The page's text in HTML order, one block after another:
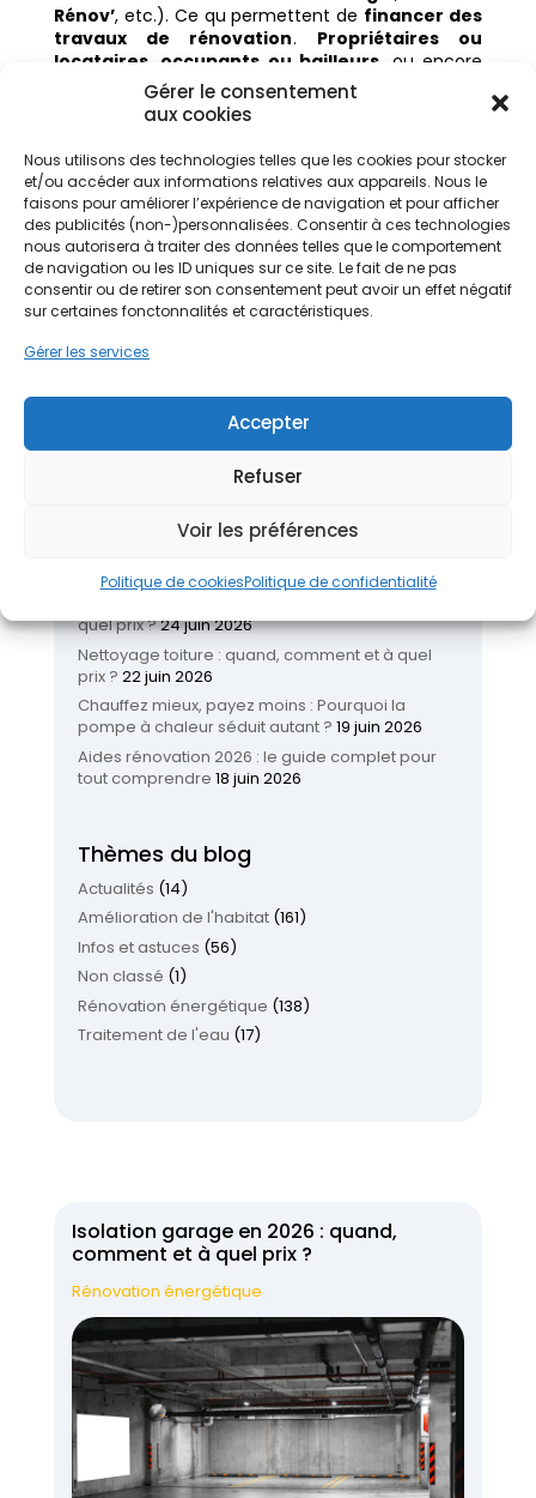
Gérer le consentement
aux cookies
Nous utilisons des technologies telles que les cookies pour stocker
et/ou accéder aux informations relatives aux appareils. Nous le
faisons pour améliorer l’expérience de navigation et pour afficher
des publicités (non-)personnalisées. Consentir à ces technologies
nous autorisera à traiter des données telles que le comportement
de navigation ou les ID uniques sur ce site. Le fait de ne pas
consentir ou de retirer son consentement peut avoir un effet négatif
sur certaines fonctonnalités et caractéristiques.
Gérer les services
Accepter
Refuser
Voir les préférences
Politique de cookiesPolitique de confidentialité
Rénov’, etc.). Ce qu permettent de financer des
travaux de rénovation. Propriétaires ou
locataires, occupants ou bailleurs , ou encore
copropriétaires , nous vous accompagnons pas à
proposer des aides. Optimiser votre
budget et surtoutréaliser des économies
d’énergiegrâce à l’amélioration de la
performance énergétique de votre logement .
Articles connexes
Les aides 2017 à la rénovation
La reconduction du prêt à taux zéro en 2018
Réinventer son logement : les nouvelles
2026
quel prix ?24 juin 2026
Nettoyage toiture : quand, comment et à quel
prix ? 22 juin 2026
Chauffez mieux, payez moins : Pourquoi la
pompe à chaleur séduit autant ? 19 juin 2026
Aides rénovation 2026 : le guide complet pour
tout comprendre 18 juin 2026
Thèmes du blog
Actualités (14)
Amélioration de l'habitat(161)
Infos et astuces (56)
Non classé (1)
Rénovation énergétique (138)
Traitement de l'eau (17)
Isolation garage en 2026 : quand,
comment et à quel prix ?
Rénovation énergétique